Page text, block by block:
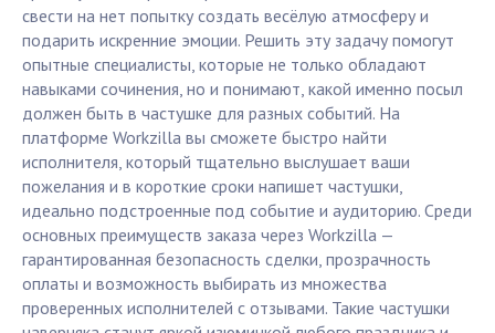
свести на нет попытку создать весёлую атмосферу и
подарить искренние эмоции. Решить эту задачу помогут
опытные специалисты, которые не только обладают
навыками сочинения, но и понимают, какой именно посыл
должен быть в частушке для разных событий. На
платформе Workzilla вы сможете быстро найти
исполнителя, который тщательно выслушает ваши
пожелания и в короткие сроки напишет частушки,
идеально подстроенные под событие и аудиторию. Среди
основных преимуществ заказа через Workzilla —
гарантированная безопасность сделки, прозрачность
оплаты и возможность выбирать из множества
проверенных исполнителей с отзывами. Такие частушки